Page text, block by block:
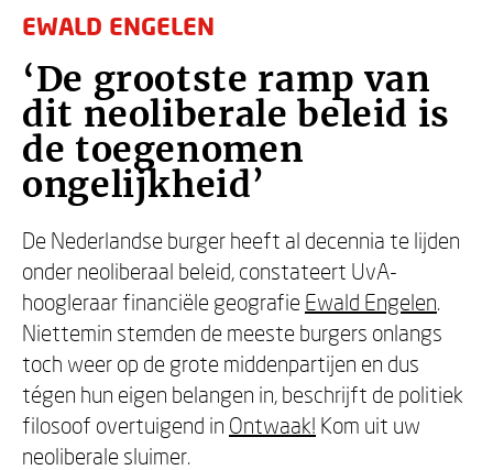
EWALD ENGELEN
‘De grootste ramp van
dit neoliberale beleid is
de toegenomen
ongelijkheid’
De Nederlandse burger heeft al decennia te lijden
onder neoliberaal beleid, constateert UvA-
hoogleraar financiële geografie Ewald Engelen.
Niettemin stemden de meeste burgers onlangs
toch weer op de grote middenpartijen en dus
tégen hun eigen belangen in, beschrijft de politiek
filosoof overtuigend in Ontwaak! Kom uit uw
neoliberale sluimer.